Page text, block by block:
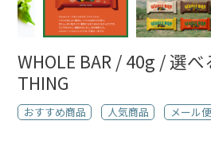
WHOLE BAR / 40g / 選
THING
おすすめ商品 人気商品 メール便